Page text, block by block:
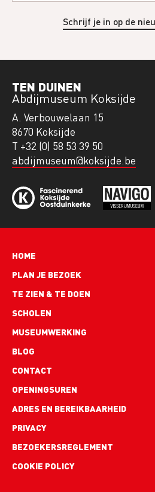
TEN DUINEN
Abdijmuseum Koksijde
A. Verbouwelaan 15
8670 Koksijde
T +32 (0) 58 53 39 50
abdijmuseum@koksijde.be
Hoofdnavigatie
HOME
PLAN JE BEZOEK
TE ZIEN & TE DOEN
SCHOLEN
MUSEUMWERKING
BLOG
Footer
links
CONTACT
OPENINGSUREN
ADRES EN BEREIKBAARHEID
PRIVACY
BEZOEKERSREGLEMENT
COOKIE POLICY